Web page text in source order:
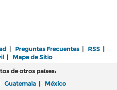
| Preguntas Frecuentes | RSS |
| Mapa de Sitio
de otros países:
Guatemala | México